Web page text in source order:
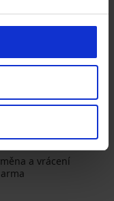
Maia 4D Soft
a vrácení